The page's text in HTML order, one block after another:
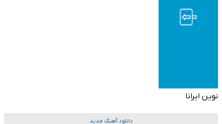
نوین ایرانا
دانلود آهنگ جدید